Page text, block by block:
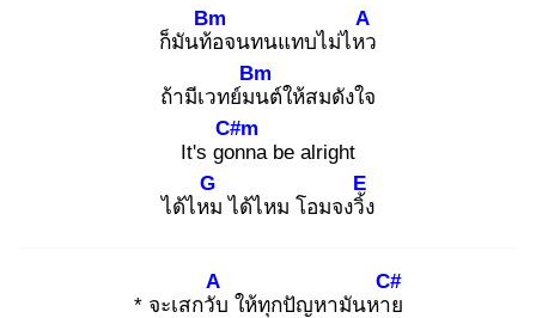
ก็มันท้อ
Bm
จนทนแทบไม่ไหว
A
ถ้ามีเวทย์มน
Bm
ต์ให้สมดังใจ
It's gon
C#m
na be alright
ได้ไหม
G
ได้ไหม โอมจงวิ้ง
E
* จะเสกวับ
A
ให้ทุกปัญหามันหาย
C#